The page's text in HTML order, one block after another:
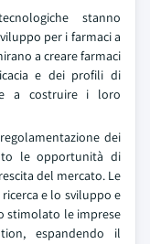
stanno
per i farmaci a
a creare farmaci
e dei profili di
a costruire i loro
dei
le opportunità di
del mercato. Le
e lo sviluppo e
stimolato le imprese
espandendo il